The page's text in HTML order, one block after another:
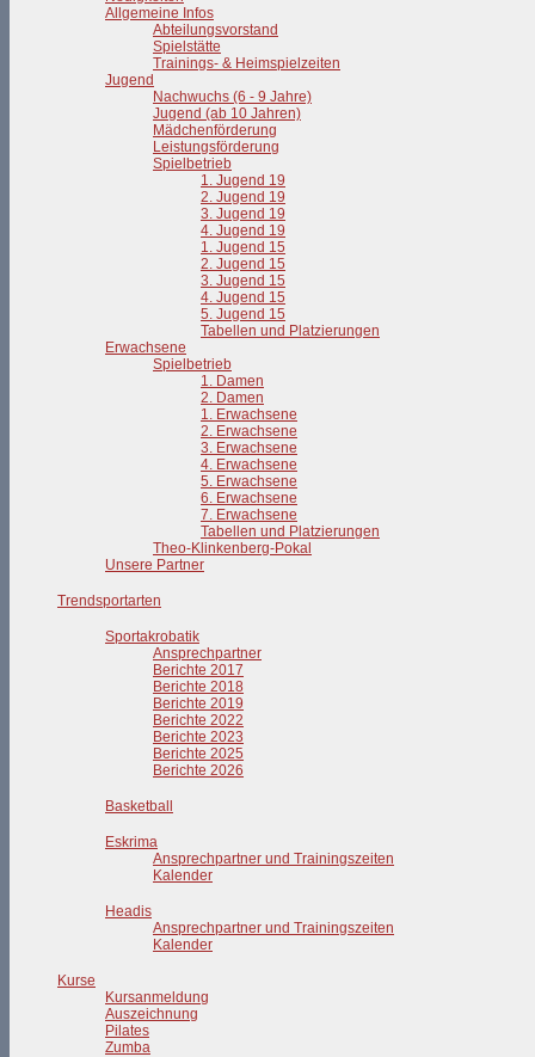
Allgemeine Infos
Abteilungsvorstand
Spielstätte
Trainings- & Heimspielzeiten
Jugend
Nachwuchs (6 - 9 Jahre)
Jugend (ab 10 Jahren)
Mädchenförderung
Leistungsförderung
Spielbetrieb
1. Jugend 19
2. Jugend 19
3. Jugend 19
4. Jugend 19
1. Jugend 15
2. Jugend 15
3. Jugend 15
4. Jugend 15
5. Jugend 15
Tabellen und Platzierungen
Erwachsene
Spielbetrieb
1. Damen
2. Damen
1. Erwachsene
2. Erwachsene
3. Erwachsene
4. Erwachsene
5. Erwachsene
6. Erwachsene
7. Erwachsene
Tabellen und Platzierungen
Theo-Klinkenberg-Pokal
Unsere Partner
Trendsportarten
Sportakrobatik
Ansprechpartner
Berichte 2017
Berichte 2018
Berichte 2019
Berichte 2022
Berichte 2023
Berichte 2025
Berichte 2026
Basketball
Eskrima
Ansprechpartner und Trainingszeiten
Kalender
Headis
Ansprechpartner und Trainingszeiten
Kalender
Kurse
Kursanmeldung
Auszeichnung
Pilates
Zumba